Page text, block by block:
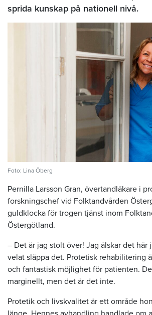
sprida kunskap på nationell nivå.
Foto: Lina Öberg
Pernilla Larsson Gran, övertandläkare i
forskningschef vid Folktandvården
guldklocka för trogen tjänst inom
Östergötland.
– Det är jag stolt över! Jag älskar det
velat släppa det. Protetisk rehabilitering
och fantastisk möjlighet för patienten.
marginellt, men det är det inte.
Protetik och livskvalitet är ett område